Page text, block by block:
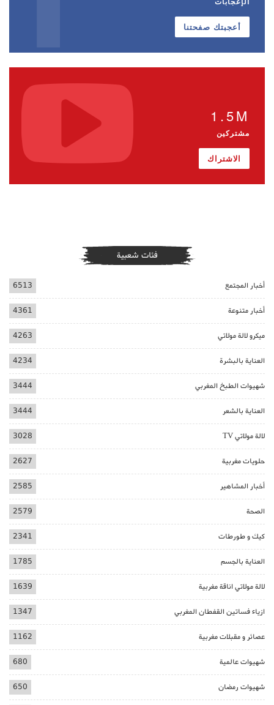
أعجبتك صفحتنا
1.5M
مشتركين
الاشتراك
فئات شعبية
أخبار المجتمع 6513
أخبار متنوعة 4361
ميكرو لالة مولاتي 4263
العناية بالبشرة 4234
شهيوات الطبخ المغربي 3444
العناية بالشعر 3444
لالة مولاتي TV 3028
حلويات مغربية 2627
أخبار المشاهير 2585
الصحة 2579
كيك و طورطات 2341
العناية بالجسم 1785
لالة مولاتي اناقة مغربية 1639
ازياء فساتين القفطان المغربي 1347
عصائر و مقبلات مغربية 1162
شهيوات عالمية 680
شهيوات رمضان 650